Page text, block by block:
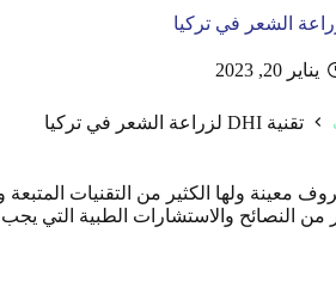
يناير 20, 2023
تقنية DHI لزراعة الشعر في تركيا
والاستشارات الطبية التي يجب